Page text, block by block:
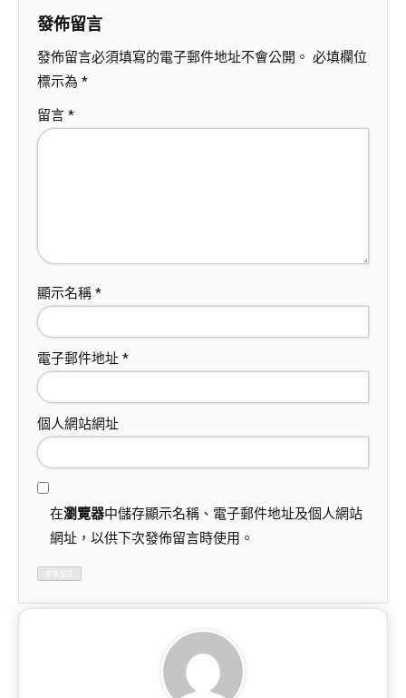
發佈留言
發佈留言必須填寫的電子郵件地址不會公開。 必填欄位
標示為 *
留言 *
顯示名稱 *
電子郵件地址 *
個人網站網址
在瀏覽器中儲存顯示名稱、電子郵件地址及個人網站
網址，以供下次發佈留言時使用。